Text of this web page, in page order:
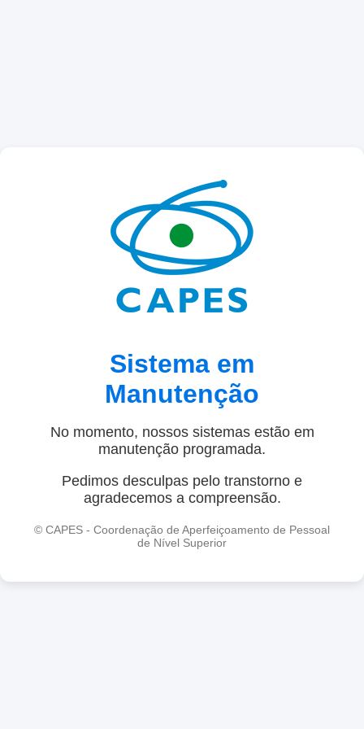
Sistema em
Manutenção
No momento, nossos sistemas estão em
manutenção programada.
Pedimos desculpas pelo transtorno e
agradecemos a compreensão.
© CAPES - Coordenação de Aperfeiçoamento de Pessoal
de Nível Superior